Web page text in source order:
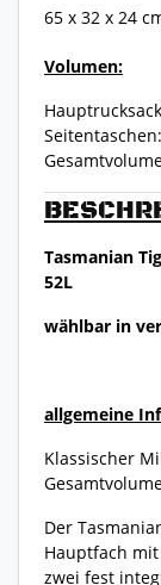
Tasmanian
52L
wählbar in
allgemeine
Klassischer
Der
Hauptfach
zwei fest
65 x 32 x 24
Volumen: